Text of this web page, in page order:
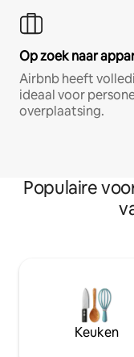
Op zoek naar
Airbnb heeft
ideaal voor
overplaatsing.
Populaire
Keuken